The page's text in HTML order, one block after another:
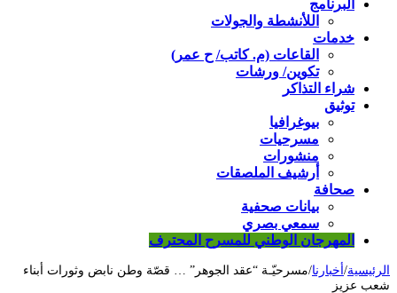
البرنامج
اللأنشطة والجولات
خدمات
القاعات (م. كاتب/ ح عمر)
تكوين/ ورشات
شراء التذاكر
توثيق
بيوغرافيا
مسرحيات
منشورات
أرشيف الملصقات
صحافة
بيانات صحفية
سمعي بصري
المهرجان الوطني للمسرح المحترف
الرئيسية/ أخبارنا/مسرحيّـة “عقد الجوهر” … قصّة وطن نابض وثورات أبناء
شعب عزيز